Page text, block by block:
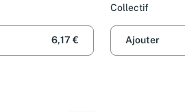
6,17 €
Collectif
Ajouter